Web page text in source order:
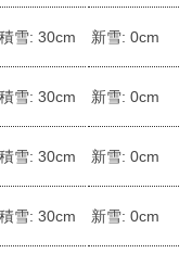
積雪: 30cm 新雪: 0cm
積雪: 30cm 新雪: 0cm
積雪: 30cm 新雪: 0cm
積雪: 30cm 新雪: 0cm